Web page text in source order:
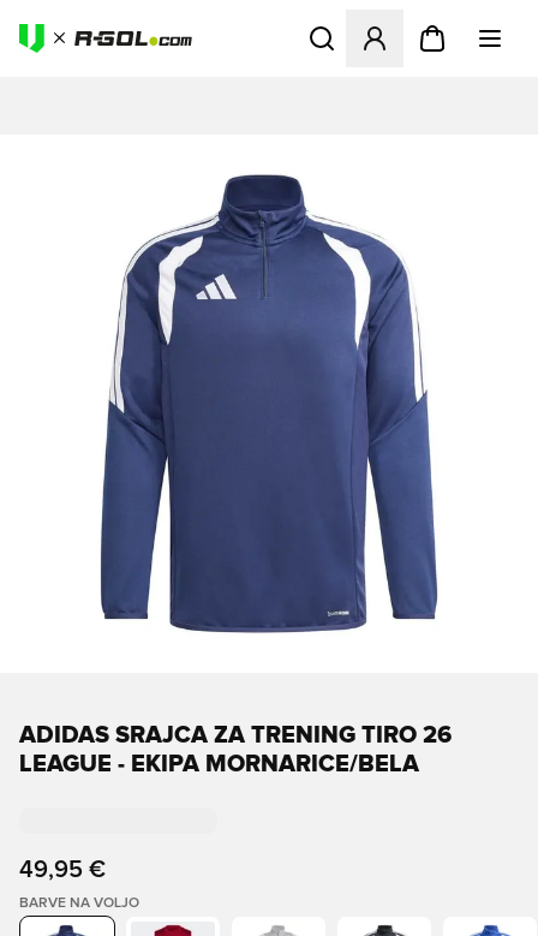
Odpre Modal za prijavo ali
ADIDAS SRAJCA ZA TRENING TIRO 26
LEAGUE - EKIPA MORNARICE/BELA
49,95 €
BARVE NA VOLJO